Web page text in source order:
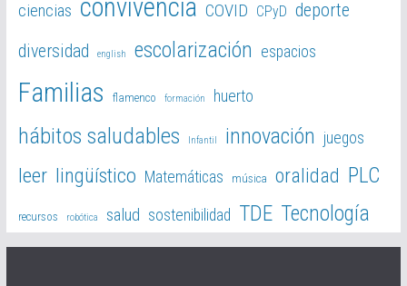
ciencias convivencia COVID CPyD deporte
diversidad english escolarización espacios
Familias flamenco formación huerto
hábitos saludables Infantil innovación juegos
leer lingüístico Matemáticas música oralidad PLC
recursos robótica salud sostenibilidad TDE Tecnología